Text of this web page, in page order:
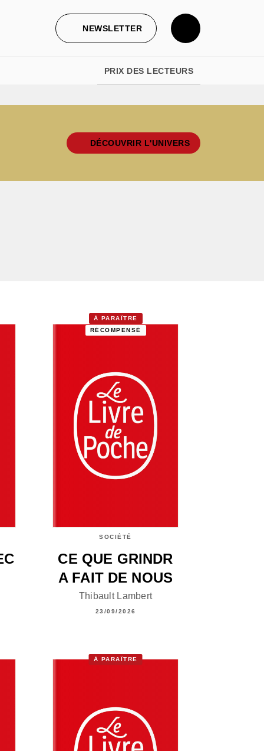
NEWSLETTER
PRIX DES LECTEURS
DÉCOUVRIR L'UNIVERS
À PARAÎTRE
RÉCOMPENSÉ
SOCIÉTÉ
CE QUE GRINDR
A FAIT DE NOUS
Thibault Lambert
23/09/2026
À PARAÎTRE